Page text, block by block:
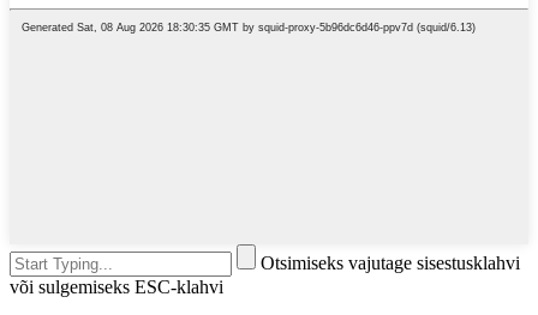
Otsimiseks vajutage sisestusklahvi
või sulgemiseks ESC-klahvi